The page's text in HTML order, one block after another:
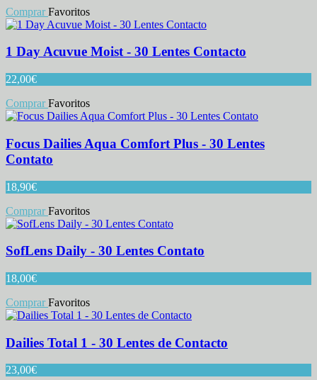
Comprar Favoritos
1 Day Acuvue Moist - 30 Lentes Contacto
22,00€
Comprar Favoritos
Focus Dailies Aqua Comfort Plus - 30 Lentes
Contato
18,90€
Comprar Favoritos
SofLens Daily - 30 Lentes Contato
18,00€
Comprar Favoritos
Dailies Total 1 - 30 Lentes de Contacto
23,00€